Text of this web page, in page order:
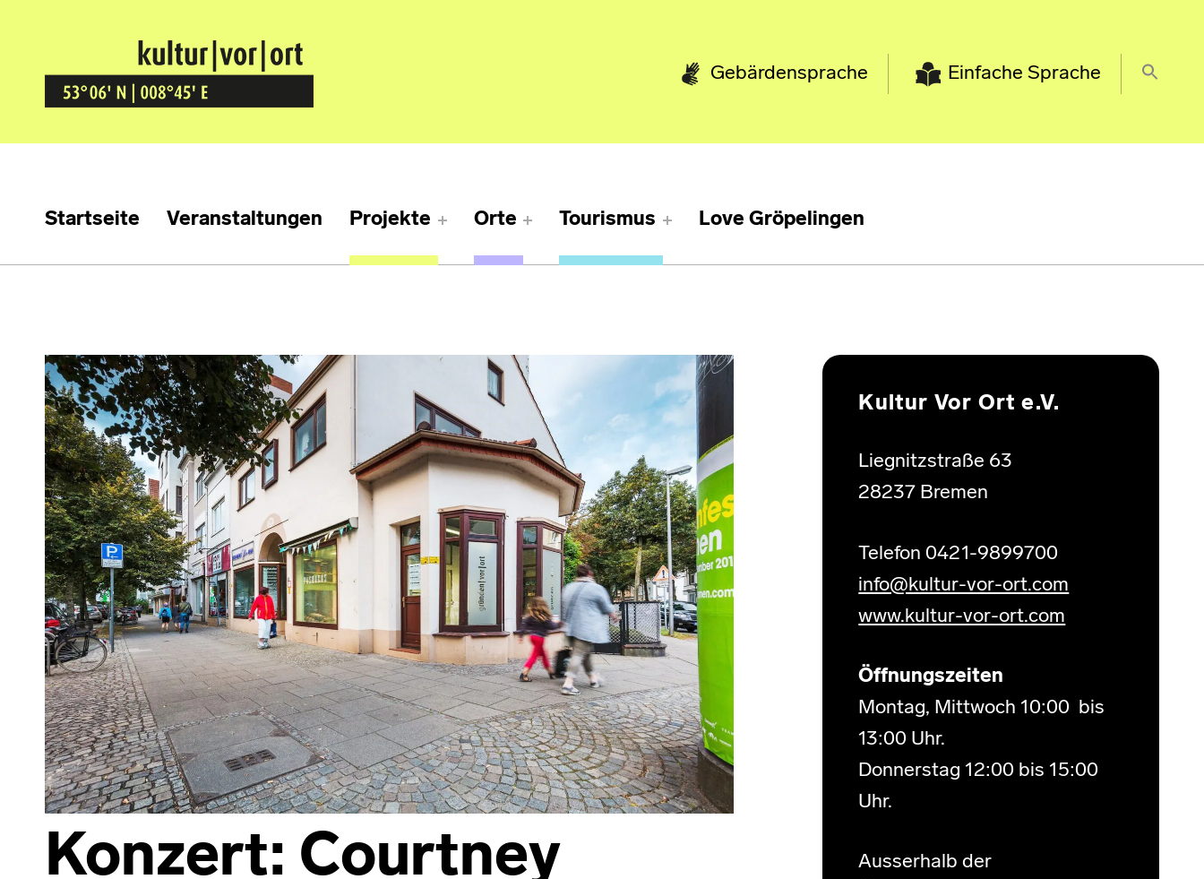
Kultur Vor Ort
BREMEN GRÖPELINGEN Gebärdensprache Einfache Sprache
Startseite Veranstaltungen Projekte Orte Tourismus Love Gröpelingen
Konzert: Courtney
Kultur Vor Ort e.V.
Liegnitzstraße 63
28237 Bremen
Telefon 0421-9899700
info@kultur-vor-ort.com
www.kultur-vor-ort.com
Öffnungszeiten
Montag, Mittwoch 10:00 bis
13:00 Uhr.
Donnerstag 12:00 bis 15:00
Uhr.
Ausserhalb der